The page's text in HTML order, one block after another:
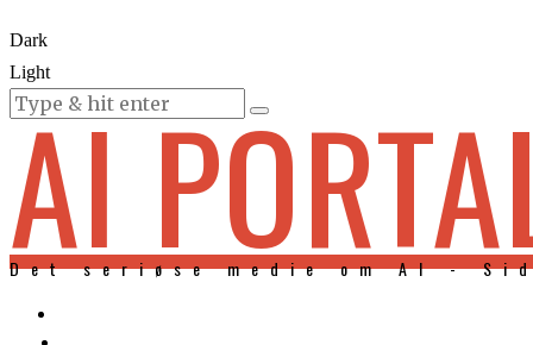
Dark
Light
KURSER
AI
Det seriøse medie om AI -